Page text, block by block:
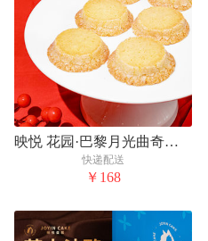
映悦 花园·巴黎月光曲奇礼盒Moon Dancing
快递配送
￥168